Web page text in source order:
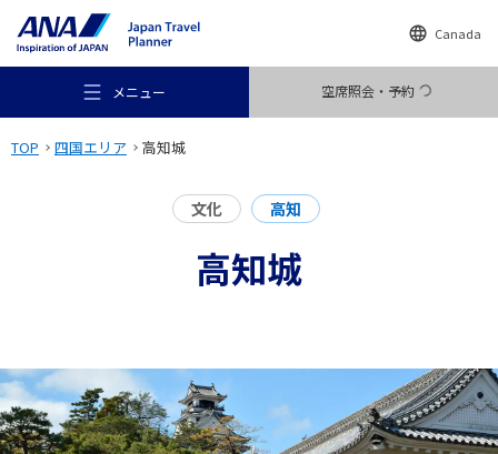
Canada
メニュー 空席照会・予約
行き先
TOP 四国エリア 高知城
文化 高知
高知城